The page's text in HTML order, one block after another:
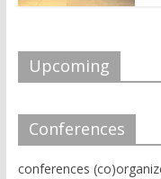
Upcoming
Conferences
conferences